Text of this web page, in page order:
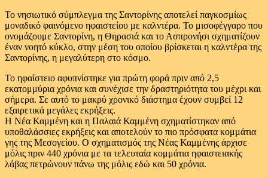
Το νησιωτικό σύμπλεγμα της Σαντορίνης αποτελεί παγκοσμίως
μοναδικό φαινόμενο ηφαιστείου με καλντέρα. Το μισοφέγγαρο που
ονομάζουμε Σαντορίνη, η Θηρασιά και το Ασπρονήσι σχηματίζουν
έναν νοητό κύκλο, στην μέση του οποίου βρίσκεται η καλντέρα της
Σαντορίνης, η μεγαλύτερη στο κόσμο.
Το ηφαίστειο αφυπνίστηκε για πρώτη φορά πριν από 2,5
εκατομμύρια χρόνια και συνέχισε την δραστηριότητα του μέχρι και
σήμερα. Σε αυτό το μακρύ χρονικό διάστημα έχουν συμβεί 12
εξαιρετικά μεγάλες εκρήξεις.
Η Νέα Καμμένη και η Παλαιά Καμμένη σχηματίστηκαν από
υποθαλάσσιες εκρήξεις και αποτελούν το πιο πρόσφατα κομμάτια
γης της Μεσογείου. Ο σχηματισμός της Νέας Καμμένης άρχισε
μόλις πριν 440 χρόνια με τα τελευταία κομμάτια ηφαιστειακής
λάβας πετρώνουν πάνω της μόλις εδώ και 50 χρόνια.